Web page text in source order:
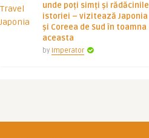
unde poți simți și rădăcinile
istoriei – vizitează Japonia
și Coreea de Sud în toamna
aceasta
by Imperator